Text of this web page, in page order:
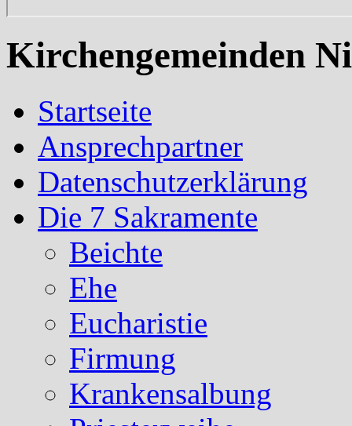
Kirchengemeinden
Startseite
Ansprechpartner
Datenschutzerklärung
Die 7 Sakramente
Beichte
Ehe
Eucharistie
Firmung
Krankensalbung